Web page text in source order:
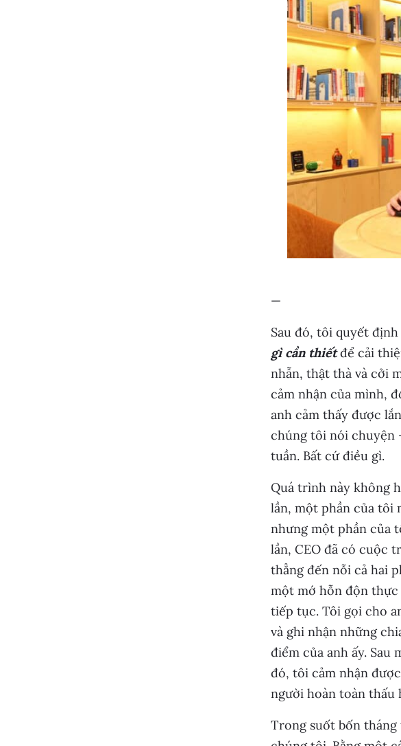
—
Sau đó, tôi quyết định
gì cần thiếtđể cải
nhẫn, thật thà và cởi
cảm nhận của mình,
anh cảm thấy được
chúng tôi nói chuyện
tuần. Bất cứ điều gì.
Quá trình này không
lần, một phần của tôi
nhưng một phần của
lần, CEO đã có cuộc
thẳng đến nỗi cả hai
một mớ hỗn độn thực
tiếp tục. Tôi gọi cho
và ghi nhận những
điểm của anh ấy. Sau
đó, tôi cảm nhận
người hoàn toàn thấu
Trong suốt bốn